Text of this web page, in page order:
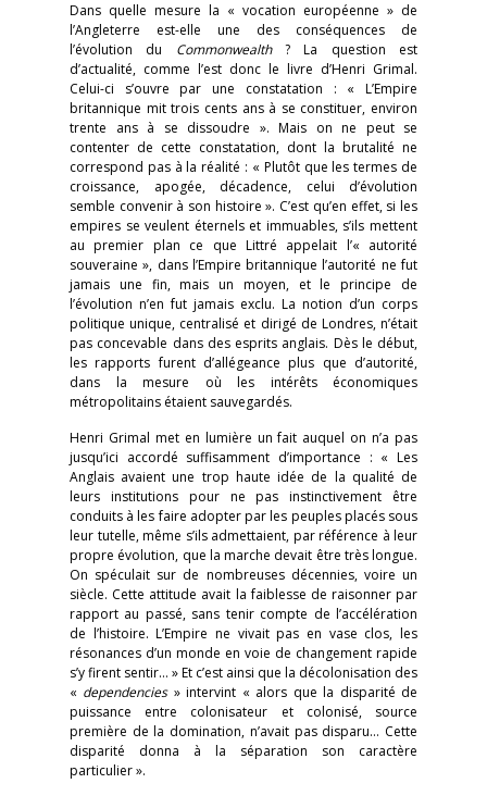
Dans quelle mesure la « vocation européenne » de
l’Angleterre est-elle une des conséquences de
l’évolution du Commonwealth? La question est
d’actualité, comme l’est donc le livre d’Henri Grimal.
Celui-ci s’ouvre par une constatation : « L’Empire
britannique mit trois cents ans à se constituer, environ
trente ans à se dissoudre ». Mais on ne peut se
contenter de cette constatation, dont la brutalité ne
correspond pas à la réalité : « Plutôt que les termes de
croissance, apogée, décadence, celui d’évolution
semble convenir à son histoire ». C’est qu’en effet, si les
empires se veulent éternels et immuables, s’ils mettent
au premier plan ce que Littré appelait l’« autorité
souveraine », dans l’Empire britannique l’autorité ne fut
jamais une fin, mais un moyen, et le principe de
l’évolution n’en fut jamais exclu. La notion d’un corps
politique unique, centralisé et dirigé de Londres, n’était
pas concevable dans des esprits anglais. Dès le début,
les rapports furent d’allégeance plus que d’autorité,
dans la mesure où les intérêts économiques
métropolitains étaient sauvegardés.
Henri Grimal met en lumière un fait auquel on n’a pas
jusqu’ici accordé suffisamment d’importance : « Les
Anglais avaient une trop haute idée de la qualité de
leurs institutions pour ne pas instinctivement être
conduits à les faire adopter par les peuples placés sous
leur tutelle, même s’ils admettaient, par référence à leur
propre évolution, que la marche devait être très longue.
On spéculait sur de nombreuses décennies, voire un
siècle. Cette attitude avait la faiblesse de raisonner par
rapport au passé, sans tenir compte de l’accélération
de l’histoire. L’Empire ne vivait pas en vase clos, les
résonances d’un monde en voie de changement rapide
s’y firent sentir… » Et c’est ainsi que la décolonisation des
« dependencies» intervint « alors que la disparité de
puissance entre colonisateur et colonisé, source
première de la domination, n’avait pas disparu… Cette
disparité donna à la séparation son caractère
particulier ».